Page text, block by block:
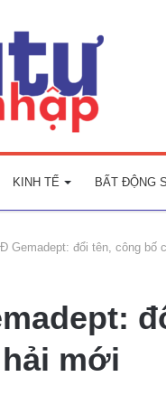
KINH TẾ BẤT ĐỘNG
Gemadept: đổi tên, công bố
mới